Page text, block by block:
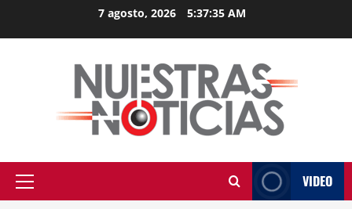
7 agosto, 2026 5:37:36 AM
Primary
VIDEO